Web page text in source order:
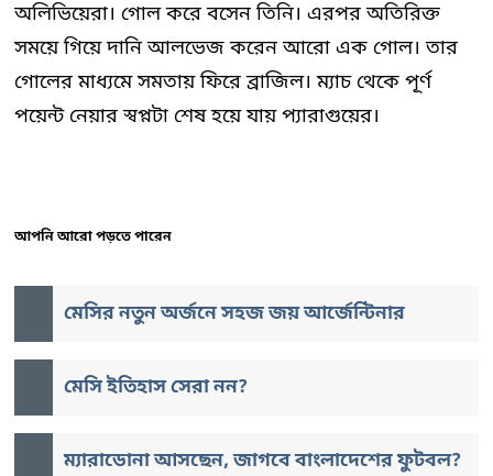
অলিভিয়েরা। গোল করে বসেন তিনি। এরপর অতিরিক্ত
সময়ে গিয়ে দানি আলভেজ করেন আরো এক গোল। তার
গোলের মাধ্যমে সমতায় ফিরে ব্রাজিল। ম্যাচ থেকে পূর্ণ
পয়েন্ট নেয়ার স্বপ্নটা শেষ হয়ে যায় প্যারাগুয়ের।
আপনি আরো পড়তে পারেন
মেসির নতুন অর্জনে সহজ জয় আর্জেন্টিনার
মেসি ইতিহাস সেরা নন?
ম্যারাডোনা আসছেন, জাগবে বাংলাদেশের ফুটবল?